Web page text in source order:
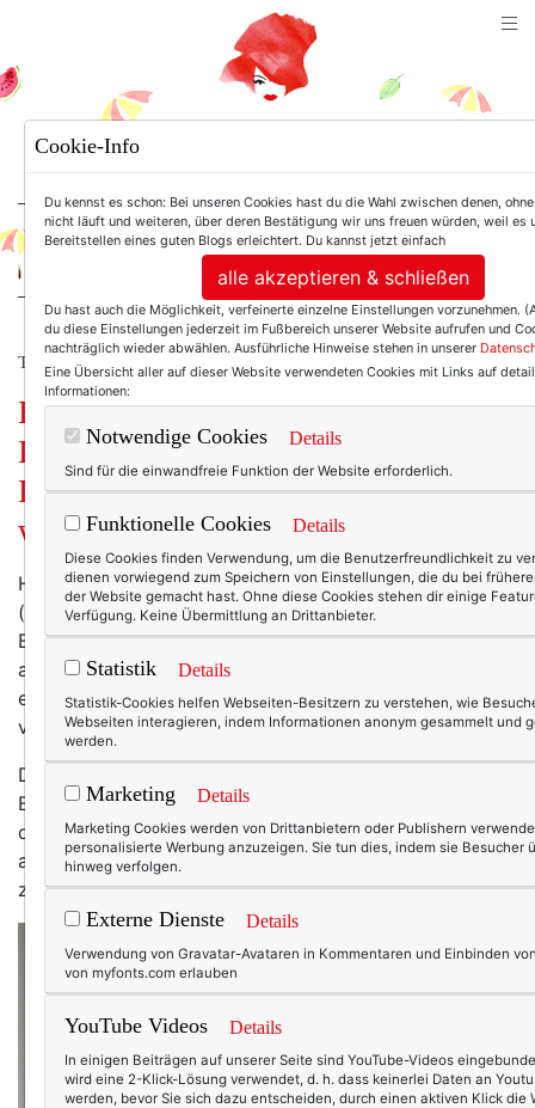
For Women. Not Girls.
TEXTERELLA MACHT SICH SCHÖN.
Blick in meinen
Badezimmerschrank:
Lieblingsprodukte, die meiner Haut
wirklich gut tun!
Hand aufs Herz: Schaust du nicht ebenfalls gerne
(wenn auch mit schlechtem Gewissen) in fremde
Badezimmerschränke – na? Die Schönermacher
anderer Frauen sind einfach auch zu interessant, und
ein kleiner Blick darauf ist zu verlockend ... Ich
verstehe das.
Deshalb lade ich dich heute ganz offiziell ein, meinen
Badezimmerschrank zu inspizieren, ganz erlaubt und
ohne schlechtes Gewissen. Ich verrate dir meine
aktuellen Lieblingsprodukte – von der Reinigung bis hin
zum Sonnenschutz.
Cookie-Info
Du kennst es schon: Bei unseren Cookies hast du die Wahl zwischen denen,
nicht läuft und weiteren, über deren Bestätigung wir uns freuen würden, weil es
Bereitstellen eines guten Blogs erleichtert. Du kannst jetzt einfach
alle akzeptieren & schließen
Du hast auch die Möglichkeit, verfeinerte einzelne Einstellungen vorzunehmen.
du diese Einstellungen jederzeit im Fußbereich unserer Website aufrufen und
nachträglich wieder abwählen. Ausführliche Hinweise stehen in unserer
Eine Übersicht aller auf dieser Website verwendeten Cookies mit Links auf
Informationen:
Notwendige Cookies Details
Sind für die einwandfreie Funktion der Website erforderlich.
Funktionelle Cookies Details
Diese Cookies finden Verwendung, um die Benutzerfreundlichkeit zu
dienen vorwiegend zum Speichern von Einstellungen, die du bei
der Website gemacht hast. Ohne diese Cookies stehen dir einige
Verfügung. Keine Übermittlung an Drittanbieter.
Statistik Details
Statistik-Cookies helfen Webseiten-Besitzern zu verstehen, wie
Webseiten interagieren, indem Informationen anonym gesammelt und
werden.
Marketing Details
Marketing Cookies werden von Drittanbietern oder Publishern
personalisierte Werbung anzuzeigen. Sie tun dies, indem sie Besucher
hinweg verfolgen.
Externe Dienste Details
Verwendung von Gravatar-Avataren in Kommentaren und Einbinden
von myfonts.com erlauben
YouTube Videos Details
In einigen Beiträgen auf unserer Seite sind YouTube-Videos
wird eine 2-Klick-Lösung verwendet, d. h. dass keinerlei Daten an
werden, bevor Sie sich dazu entscheiden, durch einen aktiven Klick die